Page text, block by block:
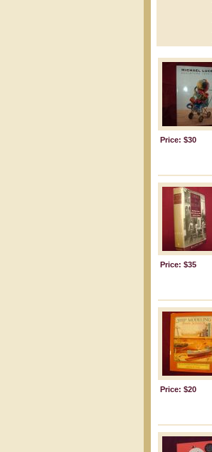
Price: $30
Price: $35
Price: $20